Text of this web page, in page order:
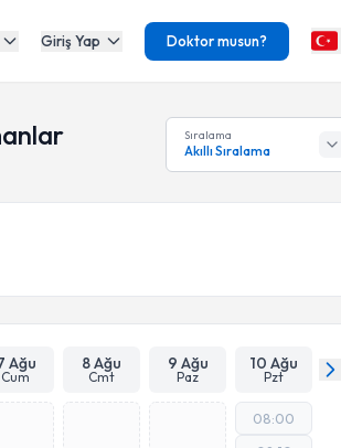
Giriş Yap Doktor musun?
Sıralama
Akıllı Sıralama
Ağu
Cum
8 Ağu
Cmt
9 Ağu
Paz
10 Ağu
Pzt
08:00